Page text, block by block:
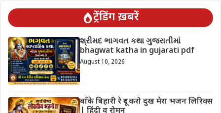
ट्रेंडिंग ख़बरें
શ્રીમદ ભાગવત કથા ગુજરાતીમાં
bhagwat katha in gujarati pdf
August 10, 2026
बाँके बिहारी रे दूर करो दुख मेरा भजन लिरिक्स